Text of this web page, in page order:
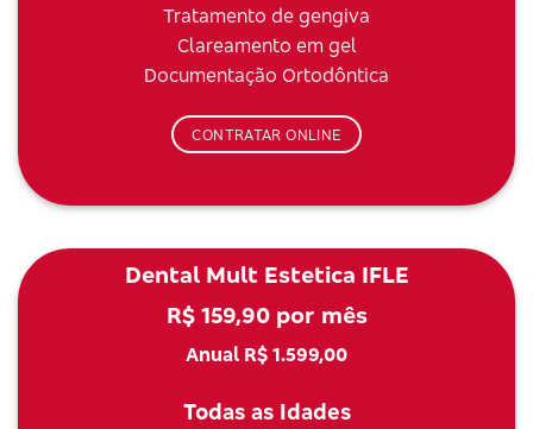
Tratamento de gengiva
Clareamento em gel
Documentação Ortodôntica
CONTRATAR ONLINE
Dental Mult Estetica IFLE
R$ 159,90 por mês
Anual R$ 1.599,00
Todas as Idades